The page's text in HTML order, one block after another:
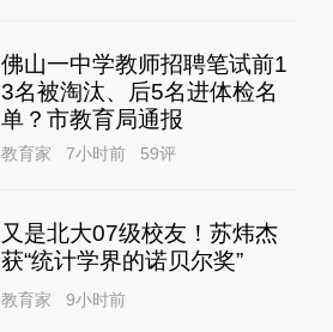
佛山一中学教师招聘笔试前1
3名被淘汰、后5名进体检名
单？市教育局通报
教育家 7小时前 59评
又是北大07级校友！苏炜杰
获“统计学界的诺贝尔奖”
教育家 9小时前